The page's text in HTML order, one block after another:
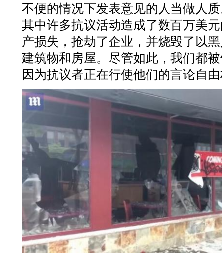
不便的情况下发表意见的人当做人
其中许多抗议活动造成了数百万美
产损失，抢劫了企业，并烧毁了以
建筑物和房屋。尽管如此，我们都
因为抗议者正在行使他们的言论自